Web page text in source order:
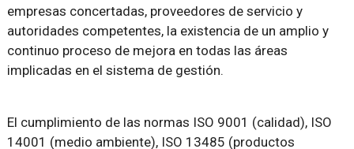
empresas concertadas, proveedores de servicio y
autoridades competentes, la existencia de un amplio y
continuo proceso de mejora en todas las áreas
implicadas en el sistema de gestión.
El cumplimiento de las normas ISO 9001 (calidad), ISO
14001 (medio ambiente), ISO 13485 (productos